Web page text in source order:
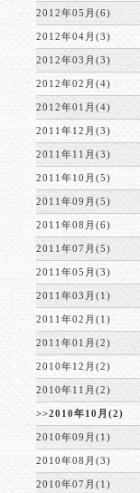
2012年05月(6)
2012年04月(3)
2012年03月(3)
2012年02月(4)
2012年01月(4)
2011年12月(3)
2011年11月(3)
2011年10月(5)
2011年09月(5)
2011年08月(6)
2011年07月(5)
2011年05月(3)
2011年03月(1)
2011年02月(1)
2011年01月(2)
2010年12月(2)
2010年11月(2)
>>2010年10月(2)
2010年09月(1)
2010年08月(3)
2010年07月(1)